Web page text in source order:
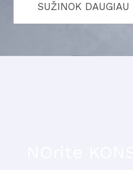
SUŽINOK DAUGIAU